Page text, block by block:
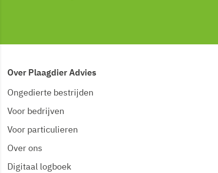
Over Plaagdier Advies
Ongedierte bestrijden
Voor bedrijven
Voor particulieren
Over ons
Digitaal logboek